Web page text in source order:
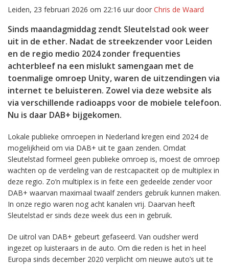
Leiden, 23 februari 2026 om 22:16 uur door Chris de Waard
Sinds maandagmiddag zendt Sleutelstad ook weer
uit in de ether. Nadat de streekzender voor Leiden
en de regio medio 2024 zonder frequenties
achterbleef na een mislukt samengaan met de
toenmalige omroep Unity, waren de uitzendingen via
internet te beluisteren. Zowel via deze website als
via verschillende radioapps voor de mobiele telefoon.
Nu is daar DAB+ bijgekomen.
Lokale publieke omroepen in Nederland kregen eind 2024 de
mogelijkheid om via DAB+ uit te gaan zenden. Omdat
Sleutelstad formeel geen publieke omroep is, moest de omroep
wachten op de verdeling van de restcapaciteit op de multiplex in
deze regio. Zo’n multiplex is in feite een gedeelde zender voor
DAB+ waarvan maximaal twaalf zenders gebruik kunnen maken.
In onze regio waren nog acht kanalen vrij. Daarvan heeft
Sleutelstad er sinds deze week dus een in gebruik.
De uitrol van DAB+ gebeurt gefaseerd. Van oudsher werd
ingezet op luisteraars in de auto. Om die reden is het in heel
Europa sinds december 2020 verplicht om nieuwe auto’s uit te